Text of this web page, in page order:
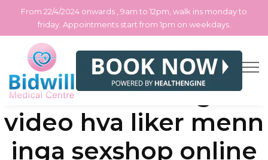
Skip
the
content
From 22/4/2024 onwards , 9am to 12pm, walk ins monday to
friday. Appointments start from 1pm on weekdays.
Categories
Uncategorized
Samleiestillinger
video hva liker menn
inga sexshop online